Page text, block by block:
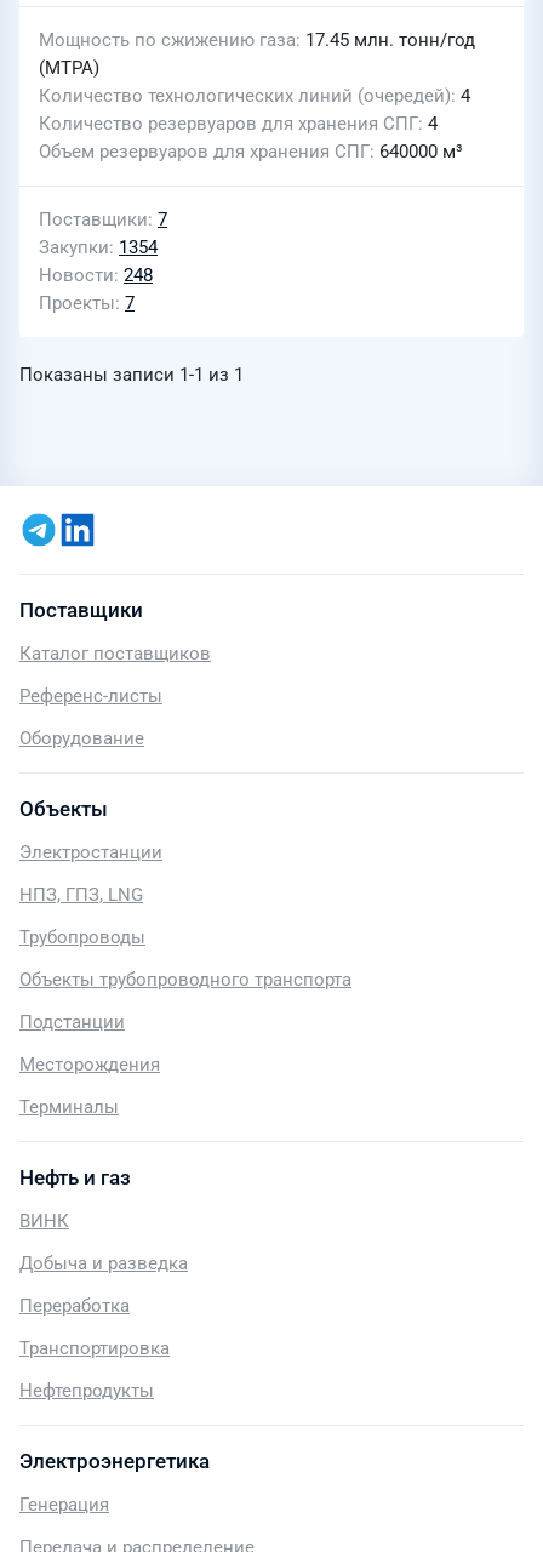
Мощность по сжижению газа 17.45 млн. тонн/год
(MTPA)
Количество технологических линий (очередей) 4
Количество резервуаров для хранения СПГ 4
Объем резервуаров для хранения СПГ 640000 м³
Поставщики 7
Закупки 1354
Новости 248
Проекты 7
Показаны записи 1-1 из 1
Поставщики
Каталог поставщиков
Референс-листы
Оборудование
Объекты
Электростанции
НПЗ, ГПЗ, LNG
Трубопроводы
Объекты трубопроводного транспорта
Подстанции
Месторождения
Терминалы
Нефть и газ
ВИНК
Добыча и разведка
Переработка
Транспортировка
Нефтепродукты
Электроэнергетика
Генерация
Передача и распределение